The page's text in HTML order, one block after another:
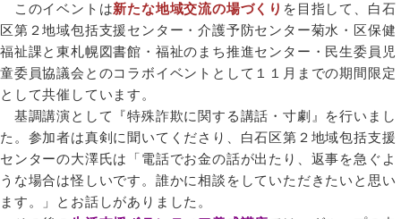
このイベントは新たな地域交流の場づくり を目指して、白石
区第２地域包括支援センター・介護予防センター菊水・区保健
福祉課と東札幌図書館・福祉のまち推進センター・民生委員児
童委員協議会とのコラボイベントとして１１月までの期間限定
として共催しています。
基調講演として『特殊詐欺に関する講話・寸劇』を行いまし
た。参加者は真剣に聞いてくださり、白石区第２地域包括支援
センターの大澤氏は「電話でお金の話が出たり、返事を急ぐよ
うな場合は怪しいです。誰かに相談をしていただきたいと思い
ます。」とお話しがありました。